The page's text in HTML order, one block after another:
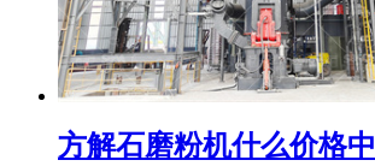
方解石磨粉机什么价格